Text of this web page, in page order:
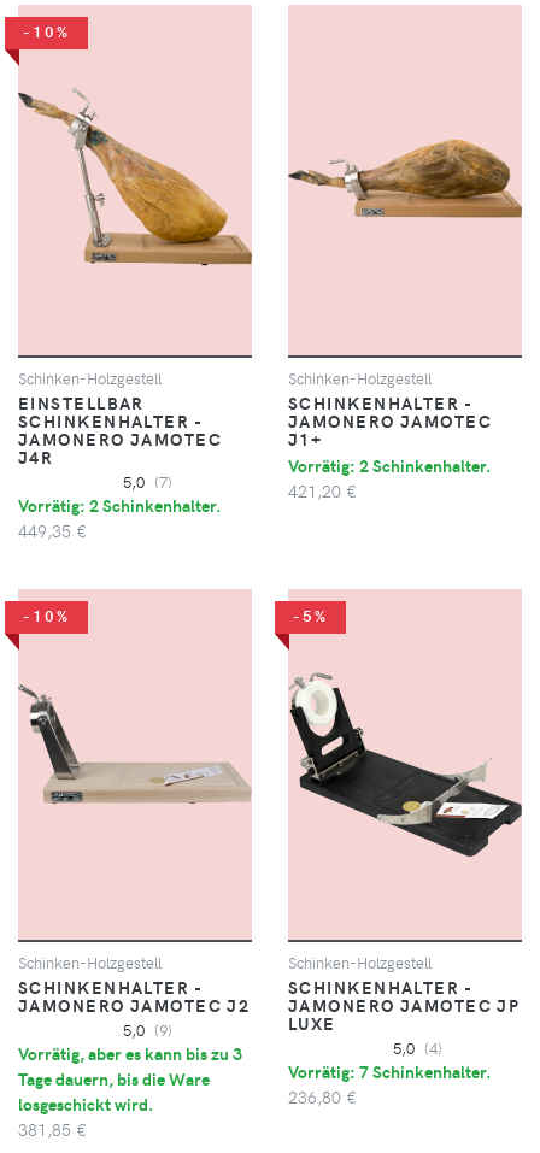
-10%
Schinken-Holzgestell
EINSTELLBAR
SCHINKENHALTER -
JAMONERO JAMOTEC
J4R
5,0 (7)
Vorrätig: 2 Schinkenhalter.
449,35 €
Schinken-Holzgestell
SCHINKENHALTER -
JAMONERO JAMOTEC
J1+
Vorrätig: 2 Schinkenhalter.
421,20 €
-10%
Schinken-Holzgestell
SCHINKENHALTER -
JAMONERO JAMOTEC J2
5,0 (9)
Vorrätig, aber es kann bis zu 3
Tage dauern, bis die Ware
losgeschickt wird.
381,85 €
-5%
Schinken-Holzgestell
SCHINKENHALTER -
JAMONERO JAMOTEC JP
LUXE
5,0 (4)
Vorrätig: 7 Schinkenhalter.
236,80 €